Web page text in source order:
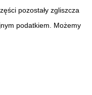
pozostały zgliszcza
podatkiem. Możemy